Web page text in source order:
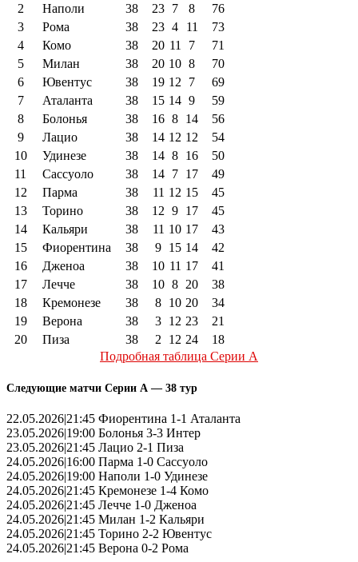
2
Наполи 38 23 7 8
76
3
Рома 38 23 4 11
73
4
Комо 38 20 11 7
71
5
Милан 38 20 10 8
70
6
Ювентус 38 19 12 7
69
7
Аталанта 38 15 14 9
59
8
Болонья 38 16 8 14
56
9
Лацио 38 14 12 12
54
10
Удинезе 38 14 8 16
50
11
Сассуоло 38 14 7 17
49
12
Парма 38 11 12 15
45
13
Торино 38 12 9 17
45
14
Кальяри 38 11 10 17
43
15
Фиорентина 38 9 15 14
42
16
Дженоа 38 10 11 17
41
17
Лечче 38 10 8 20
38
18
Кремонезе 38 8 10 20
34
19
Верона 38 3 12 23
21
20
Пиза 38 2 12 24
18
Подробная таблица Серии А
Следующие матчи Серии А — 38 тур
22.05.2026|21:45 Фиорентина 1-1 Аталанта
23.05.2026|19:00 Болонья 3-3 Интер
23.05.2026|21:45 Лацио 2-1 Пиза
24.05.2026|16:00 Парма 1-0 Сассуоло
24.05.2026|19:00 Наполи 1-0 Удинезе
24.05.2026|21:45 Кремонезе 1-4 Комо
24.05.2026|21:45 Лечче 1-0 Дженоа
24.05.2026|21:45 Милан 1-2 Кальяри
24.05.2026|21:45 Торино 2-2 Ювентус
24.05.2026|21:45 Верона 0-2 Рома